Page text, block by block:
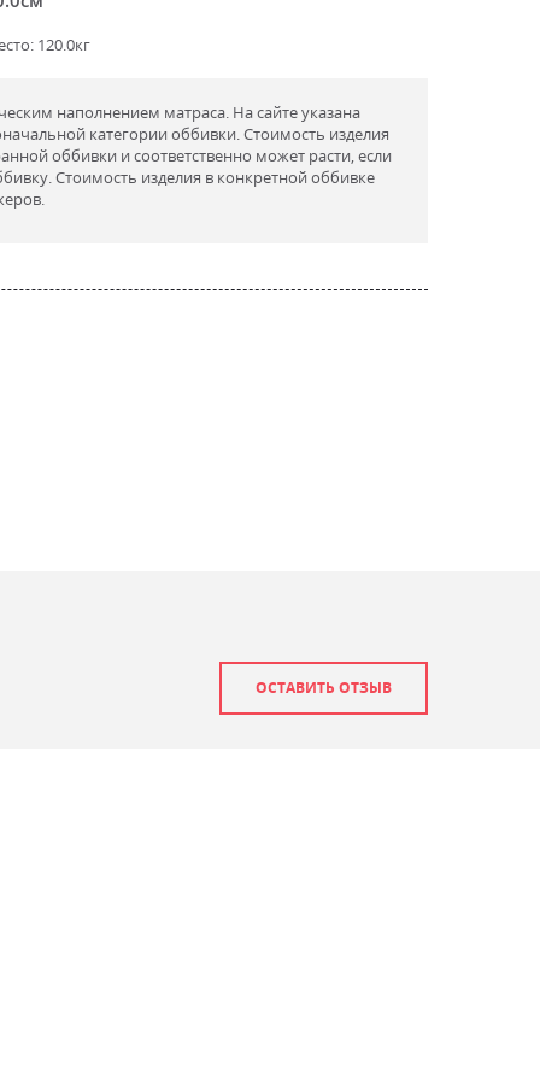
120.0кг
наполнением матраса. На сайте указана
категории оббивки. Стоимость изделия
оббивки и соответственно может расти, если
Стоимость изделия в конкретной оббивке
ОСТАВИТЬ ОТЗЫВ